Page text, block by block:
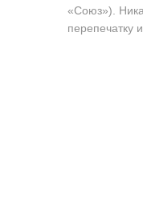
«Союз»).
перепечатку